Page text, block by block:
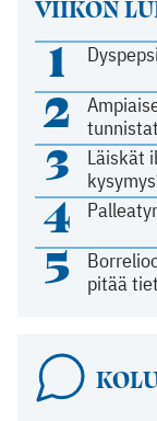
VIIKON
1
2
3
Läiskät
4
5
pitää